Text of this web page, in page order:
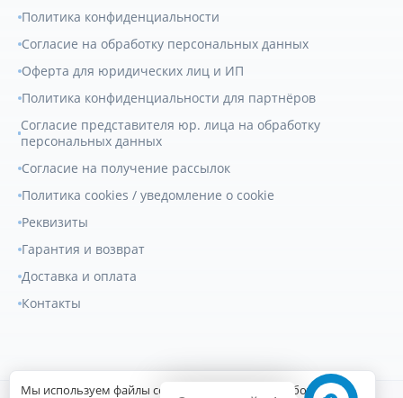
Политика конфиденциальности
Согласие на обработку персональных данных
Оферта для юридических лиц и ИП
Политика конфиденциальности для партнёров
Согласие представителя юр. лица на обработку
персональных данных
Согласие на получение рассылок
Политика cookies / уведомление о cookie
Реквизиты
Гарантия и возврат
Доставка и оплата
Контакты
Мы используем файлы cookie для улучшения работы сайта.